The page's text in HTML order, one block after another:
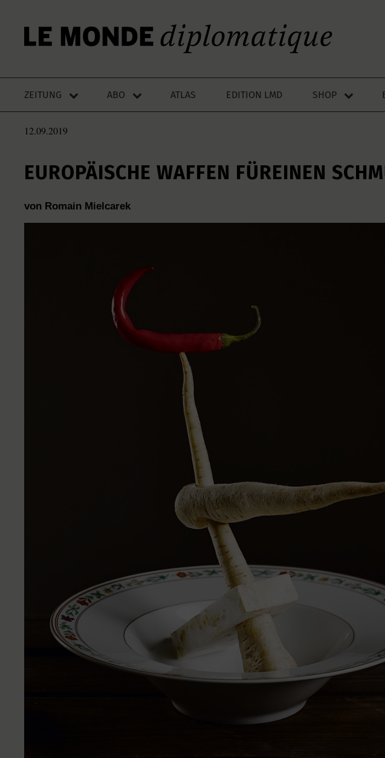
ZEITUNG ABO ATLAS EDITION LMD SHOP
12.09.2019
EUROPÄISCHE WAFFEN FÜREINEN
von Romain Mielcarek